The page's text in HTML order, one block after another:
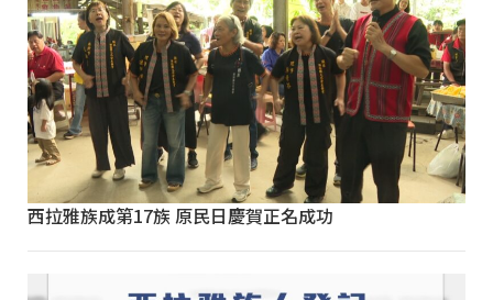
西拉雅族成第17族 原民日慶賀正名成功